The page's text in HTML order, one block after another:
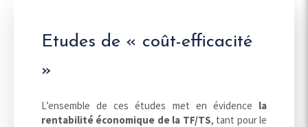
Etudes de « coût-efficacité
»
L’ensemble de ces études met en évidence la
rentabilité économique de la TF/TS, tant pour le